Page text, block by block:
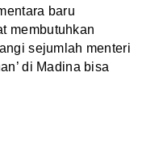
baru
membutuhkan
sejumlah menteri
di Madina bisa